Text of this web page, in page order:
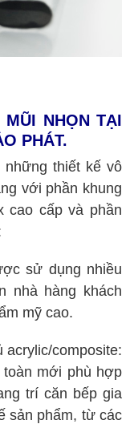
NHỌN TẠI
PHÁT.
những thiết kế vô
với phần khung
cao cấp và phần
sử dụng nhiều
nhà hàng khách
mỹ cao.
acrylic/composite:
mới phù hợp
trí căn bếp gia
sản phẩm, từ các